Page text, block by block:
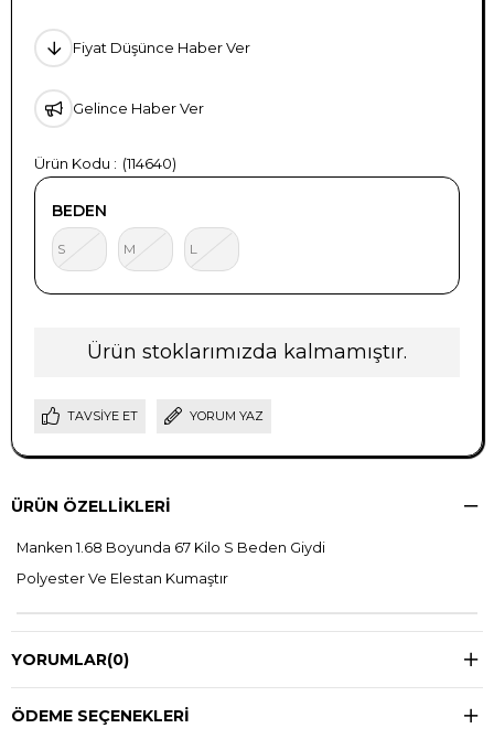
Fiyat Düşünce Haber Ver
Gelince Haber Ver
(114640)
BEDEN
S M L
Ürün stoklarımızda kalmamıştır.
TAVSIYE ET YORUM YAZ
ÜRÜN ÖZELLIKLERI
Manken 1.68 Boyunda 67 Kilo S Beden Giydi
Polyester Ve Elestan Kumaştır
YORUMLAR(0)
ÖDEME SEÇENEKLERI